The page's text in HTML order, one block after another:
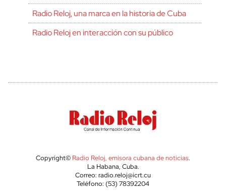
Radio Reloj, una marca en la historia de Cuba
Radio Reloj en interacción con su público
Copyright© Radio Reloj, emisora cubana de noticias.
La Habana, Cuba.
Correo: radio.reloj@icrt.cu
Teléfono: (53) 78392204